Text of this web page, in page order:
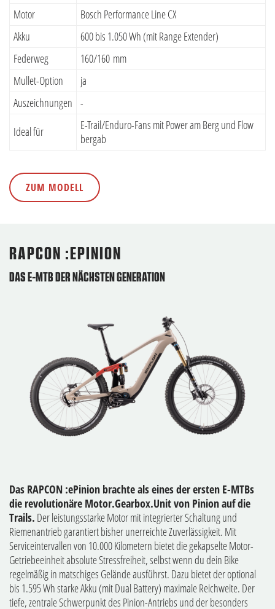
Motor
Bosch Performance Line CX
Akku
600 bis 1.050 Wh (mit Range Extender)
Federweg
160/160 mm
Mullet-Option
ja
Auszeichnungen -
Ideal für
E-Trail/Enduro-Fans mit Power am Berg und Flow
bergab
ZUM MODELL
RAPCON :EPINION
DAS E-MTB DER NÄCHSTEN GENERATION
Das RAPCON :ePinion brachte als eines der ersten E-MTBs
die revolutionäre Motor.Gearbox.Unit von Pinion auf die
Trails. Der leistungsstarke Motor mit integrierter Schaltung und
Riemenantrieb garantiert bisher unerreichte Zuverlässigkeit. Mit
Serviceintervallen von 10.000 Kilometern bietet die gekapselte Motor-
Getriebeeinheit absolute Stressfreiheit, selbst wenn du dein Bike
regelmäßig in matschiges Gelände ausführst. Dazu bietet der optional
bis 1.595 Wh starke Akku (mit Dual Battery) maximale Reichweite. Der
tiefe, zentrale Schwerpunkt des Pinion-Antriebs und der besonders